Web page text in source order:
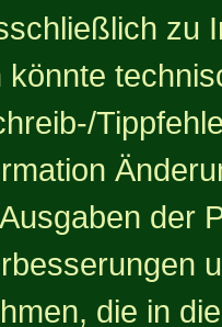
zu
könnte
der
die in